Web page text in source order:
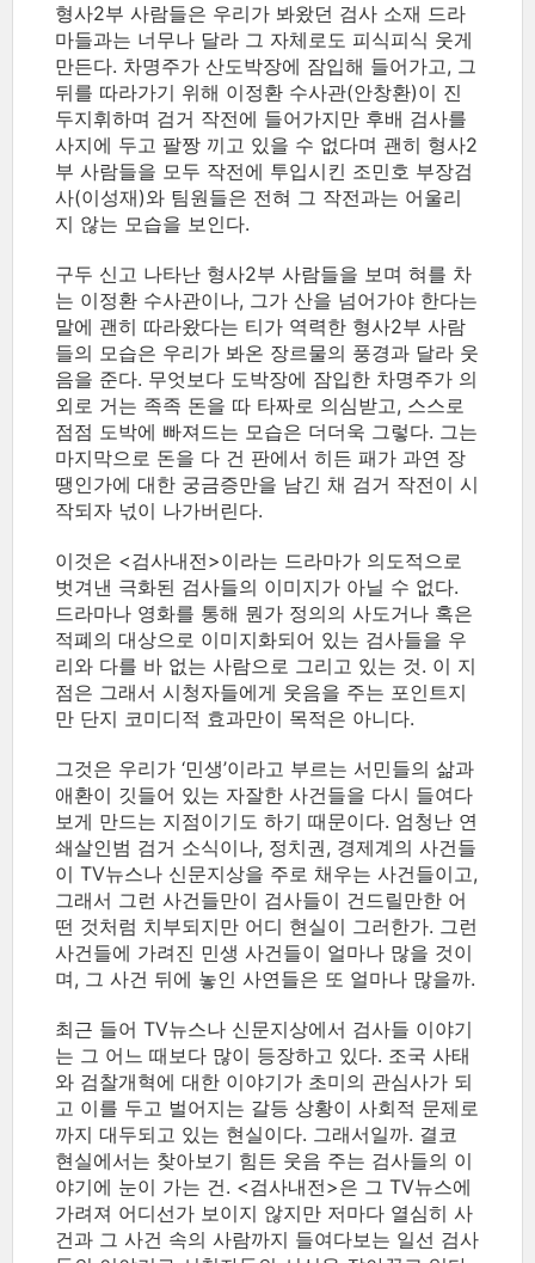
형사2부 사람들은 우리가 봐왔던 검사 소재 드라
마들과는 너무나 달라 그 자체로도 피식피식 웃게
만든다. 차명주가 산도박장에 잠입해 들어가고, 그
뒤를 따라가기 위해 이정환 수사관(안창환)이 진
두지휘하며 검거 작전에 들어가지만 후배 검사를
사지에 두고 팔짱 끼고 있을 수 없다며 괜히 형사2
부 사람들을 모두 작전에 투입시킨 조민호 부장검
사(이성재)와 팀원들은 전혀 그 작전과는 어울리
지 않는 모습을 보인다.
구두 신고 나타난 형사2부 사람들을 보며 혀를 차
는 이정환 수사관이나, 그가 산을 넘어가야 한다는
말에 괜히 따라왔다는 티가 역력한 형사2부 사람
들의 모습은 우리가 봐온 장르물의 풍경과 달라 웃
음을 준다. 무엇보다 도박장에 잠입한 차명주가 의
외로 거는 족족 돈을 따 타짜로 의심받고, 스스로
점점 도박에 빠져드는 모습은 더더욱 그렇다. 그는
마지막으로 돈을 다 건 판에서 히든 패가 과연 장
땡인가에 대한 궁금증만을 남긴 채 검거 작전이 시
작되자 넋이 나가버린다.
이것은 <검사내전>이라는 드라마가 의도적으로
벗겨낸 극화된 검사들의 이미지가 아닐 수 없다.
드라마나 영화를 통해 뭔가 정의의 사도거나 혹은
적폐의 대상으로 이미지화되어 있는 검사들을 우
리와 다를 바 없는 사람으로 그리고 있는 것. 이 지
점은 그래서 시청자들에게 웃음을 주는 포인트지
만 단지 코미디적 효과만이 목적은 아니다.
그것은 우리가 ‘민생’이라고 부르는 서민들의 삶과
애환이 깃들어 있는 자잘한 사건들을 다시 들여다
보게 만드는 지점이기도 하기 때문이다. 엄청난 연
쇄살인범 검거 소식이나, 정치권, 경제계의 사건들
이 TV뉴스나 신문지상을 주로 채우는 사건들이고,
그래서 그런 사건들만이 검사들이 건드릴만한 어
떤 것처럼 치부되지만 어디 현실이 그러한가. 그런
사건들에 가려진 민생 사건들이 얼마나 많을 것이
며, 그 사건 뒤에 놓인 사연들은 또 얼마나 많을까.
최근 들어 TV뉴스나 신문지상에서 검사들 이야기
는 그 어느 때보다 많이 등장하고 있다. 조국 사태
와 검찰개혁에 대한 이야기가 초미의 관심사가 되
고 이를 두고 벌어지는 갈등 상황이 사회적 문제로
까지 대두되고 있는 현실이다. 그래서일까. 결코
현실에서는 찾아보기 힘든 웃음 주는 검사들의 이
야기에 눈이 가는 건. <검사내전>은 그 TV뉴스에
가려져 어디선가 보이지 않지만 저마다 열심히 사
건과 그 사건 속의 사람까지 들여다보는 일선 검사